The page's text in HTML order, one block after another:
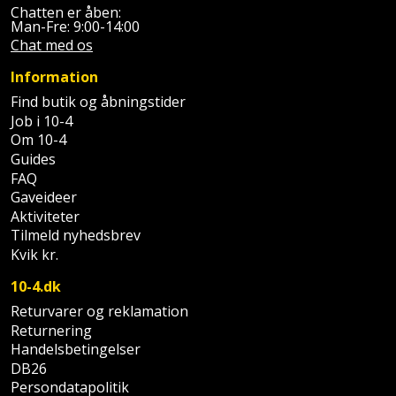
WinWin
plader
Savbuk
Savklinge
Skraber
Skruestik
Skruetrækker
Skruetvinge
Slibeartikler
Smøring
og
rustopløser
Kompressor
Lader
Ligesliber
Limpistol
Linjelaser
Loddekolbe
Luftværktøj
Måleinstrumenter
Malersprøjte
Lommelygte
Merchandise
Mobiltilbehør
Pavillon
Personlig
pleje
Postkasse
Postkassestander
Chatten er åben:
Man-Fre: 9:00-14:00
Chat med os
Information
Find butik og åbningstider
Job i 10-4
Om 10-4
Guides
FAQ
Gaveideer
Aktiviteter
Tilmeld nyhedsbrev
Kvik kr.
10-4.dk
Returvarer og reklamation
Returnering
Handelsbetingelser
DB26
Persondatapolitik